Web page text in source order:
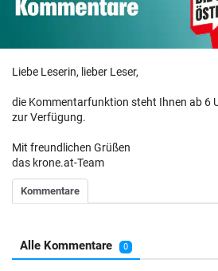
Liebe Leserin, lieber Leser,
die Kommentarfunktion steht Ihnen ab 6
zur Verfügung.
Mit freundlichen Grüßen
das krone.at-Team